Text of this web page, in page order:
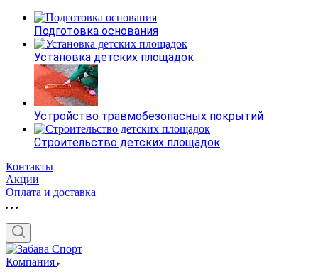
Подготовка основания
Установка детских площадок
Устройство травмобезопасных покрытий
Строительство детских площадок
Контакты
Акции
Оплата и доставка
Компания